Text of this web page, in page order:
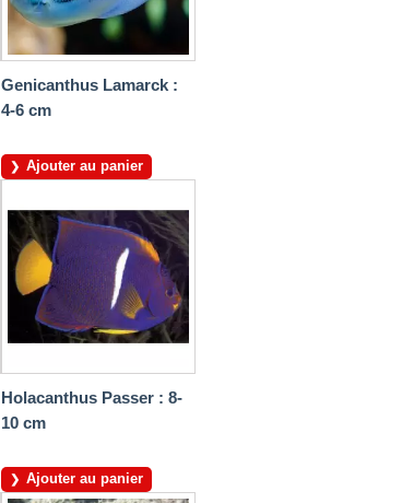
Genicanthus Lamarck :
4-6 cm
Ajouter au panier
Holacanthus Passer : 8-
10 cm
Ajouter au panier